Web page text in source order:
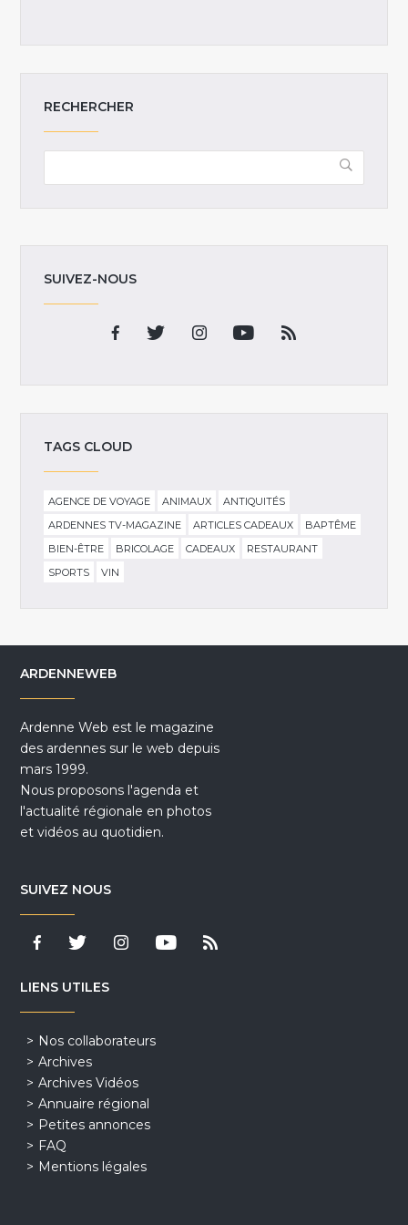
RECHERCHER
SUIVEZ-NOUS
TAGS CLOUD
AGENCE DE VOYAGE ANIMAUX
ANTIQUITÉS
ARDENNES TV-MAGAZINE
ARTICLES CADEAUX
BAPTÊME
BIEN-ÊTRE
BRICOLAGE CADEAUX
RESTAURANT
SPORTS
VIN
ARDENNEWEB
Ardenne Web est le magazine
des ardennes sur le web depuis
mars 1999.
Nous proposons l'agenda et
l'actualité régionale en photos
et vidéos au quotidien.
SUIVEZ NOUS
LIENS UTILES
Nos collaborateurs
Archives
Archives Vidéos
Annuaire régional
Petites annonces
FAQ
Mentions légales